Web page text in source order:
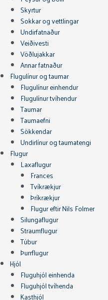
Skyrtur
Sokkar og vettlingar
Undirfatnaður
Veiðivesti
Vöðlujakkar
Annar fatnaður
Flugulínur og taumar
Flugulínur einhendur
Flugulínur tvíhendur
Taumar
Taumaefni
Sökkendar
Undirlínur og taumatengi
Flugur
Laxaflugur
Frances
Tvíkrækjur
Þríkrækjur
Flugur eftir Nils Folmer
Silungaflugur
Straumflugur
Túbur
Þurrflugur
Hjól
Fluguhjól einhenda
Fluguhjól tvíhenda
Kasthjól